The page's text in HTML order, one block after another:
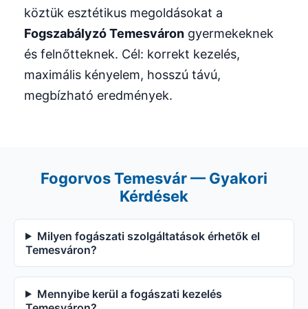
köztük esztétikus megoldásokat a
Fogszabályzó Temesváron gyermekeknek
és felnőtteknek. Cél: korrekt kezelés,
maximális kényelem, hosszú távú,
megbízható eredmények.
Fogorvos Temesvár — Gyakori
Kérdések
Milyen fogászati szolgáltatások érhetők el
Temesváron?
Mennyibe kerül a fogászati kezelés